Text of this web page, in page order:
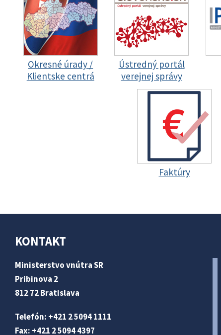
Okresné úrady /
Klientske centrá
Ústredný portál
verejnej správy
Faktúry
KONTAKT
Ministerstvo vnútra SR
Pribinova 2
812 72 Bratislava
Telefón: +421 2 5094 1111
Fax: +421 2 5094 4397